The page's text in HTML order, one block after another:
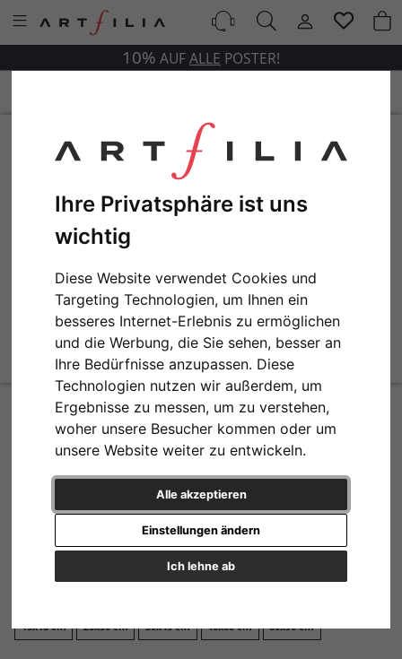
Ihre Privatsphäre ist uns
wichtig
Diese Website verwendet Cookies und
Targeting Technologien, um Ihnen ein
besseres Internet-Erlebnis zu ermöglichen
und die Werbung, die Sie sehen, besser an
Ihre Bedürfnisse anzupassen. Diese
Technologien nutzen wir außerdem, um
Ergebnisse zu messen, um zu verstehen,
woher unsere Besucher kommen oder um
unsere Website weiter zu entwickeln.
Alle akzeptieren
Ich lehne ab
Einstellungen ändern
10% AUFALLE POSTER!
Pierre-Auguste Renoir - Lemons and Orange
Design
13x18 cm 20x30 cm 30x45 cm 40x60 cm 60x90 cm